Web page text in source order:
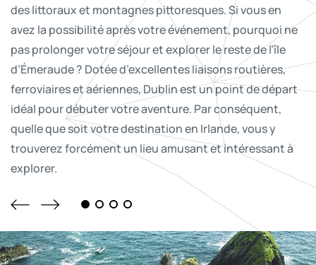
des littoraux et montagnes pittoresques. Si vous en
avez la possibilité après votre événement, pourquoi ne
pas prolonger votre séjour et explorer le reste de l’île
d’Émeraude ? Dotée d’excellentes liaisons routières,
ferroviaires et aériennes, Dublin est un point de départ
idéal pour débuter votre aventure. Par conséquent,
quelle que soit votre destination en Irlande, vous y
trouverez forcément un lieu amusant et intéressant à
explorer.
rencontrent. Partez en voyage dans les montagnes de
Wicklow, visitez de magnifiques châteaux, goûtez à des
plats incroyables et bien plus.
son propre rythme. Écoutez le ruissellement de l’eau,
empruntez de magnifiques cours d’eau en kayak et
explorez chemins magiques en forêt.
blanc et des vagues étincelantes vous attendent.
Longez la côte pour révéler plus de 180 lieux à découvrir
sur la Wild Atlantic Way, avec ses vues à couper le
souffle et ses histoires locales.